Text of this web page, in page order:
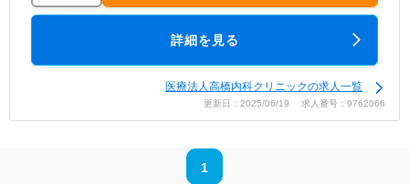
詳細を見る
医療法人高橋内科クリニックの求人一覧
更新日：2025/06/19 求人番号：9762066
1